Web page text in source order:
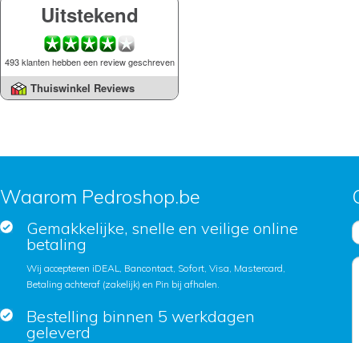
Uitstekend
493 klanten hebben een review geschreven
Thuiswinkel Reviews
Waarom Pedroshop.be
Gemakkelijke, snelle en veilige online
betaling
Wij accepteren iDEAL, Bancontact, Sofort, Visa, Mastercard,
Betaling achteraf (zakelijk) en Pin bij afhalen.
Bestelling binnen 5 werkdagen
geleverd